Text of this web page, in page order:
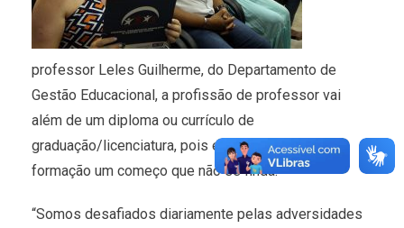
professor Leles Guilherme, do Departamento de
Gestão Educacional, a profissão de professor vai
além de um diploma ou currículo de
graduação/licenciatura, pois exige na essência da
formação um começo que não se finda.
“Somos desafiados diariamente pelas adversidades